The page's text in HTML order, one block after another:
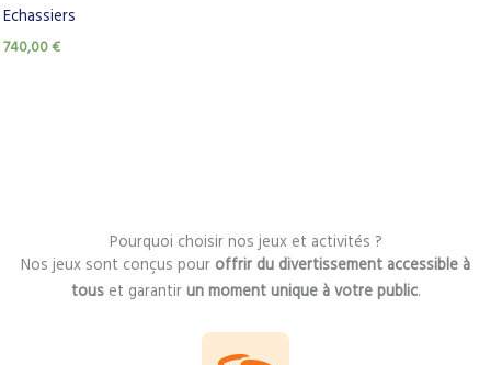
Echassiers
740,00€
Pourquoi choisir nos jeux et activités ?
Nos jeux sont conçus pour offrir du divertissement accessible à
touset garantir un moment unique à votre public.